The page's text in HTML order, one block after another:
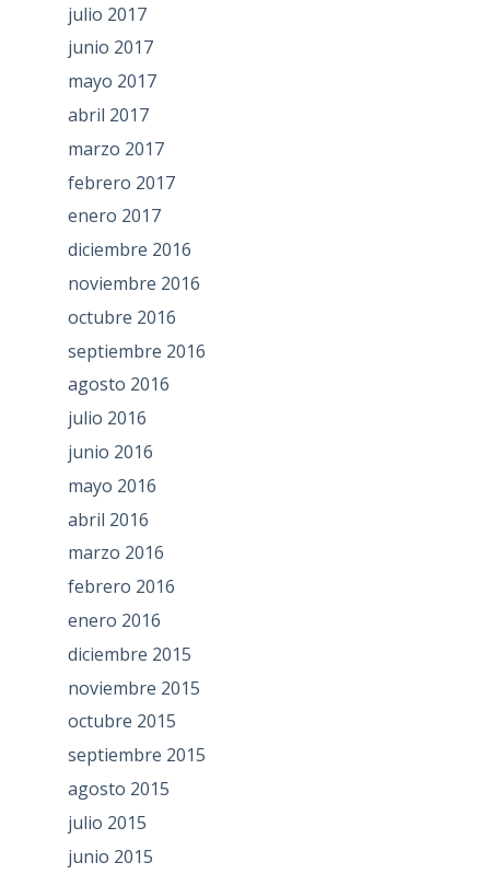
julio 2017
junio 2017
mayo 2017
abril 2017
marzo 2017
febrero 2017
enero 2017
diciembre 2016
noviembre 2016
octubre 2016
septiembre 2016
agosto 2016
julio 2016
junio 2016
mayo 2016
abril 2016
marzo 2016
febrero 2016
enero 2016
diciembre 2015
noviembre 2015
octubre 2015
septiembre 2015
agosto 2015
julio 2015
junio 2015